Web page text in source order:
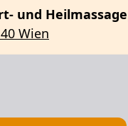
und
Wien